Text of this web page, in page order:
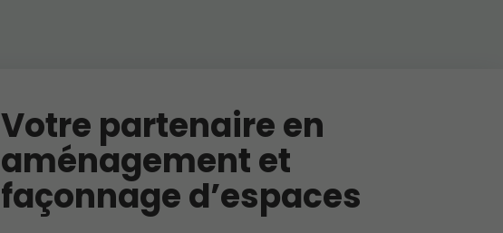
Votre partenaire en
aménagement et
façonnage d’espaces